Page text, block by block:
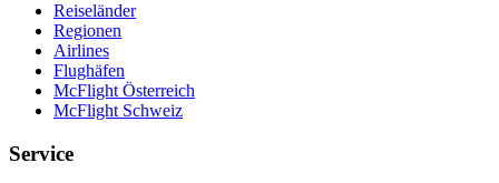
Reiseländer
Regionen
Airlines
Flughäfen
McFlight Österreich
McFlight Schweiz
Service